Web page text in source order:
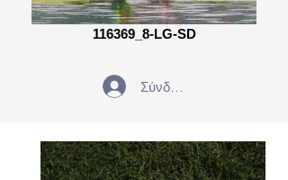
116369_8-LG-SD
Σύνδεση